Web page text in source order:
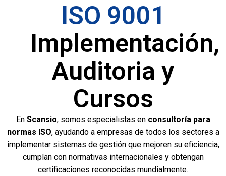
ISO 9001
Implementación,
Auditoria y
Cursos
En Scansio, somos especialistas en consultoría para
normas ISO, ayudando a empresas de todos los sectores a
implementar sistemas de gestión que mejoren su eficiencia,
cumplan con normativas internacionales y obtengan
certificaciones reconocidas mundialmente.